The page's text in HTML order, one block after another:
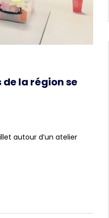
la région se
autour d’un atelier